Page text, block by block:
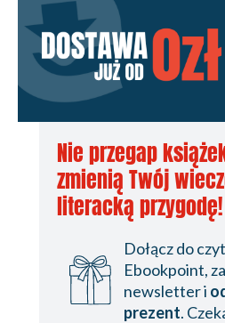
Nie przegap
zmienią Twój
literacką przygodę!
Dołącz do
Ebookpoint,
newsletter i
prezent.